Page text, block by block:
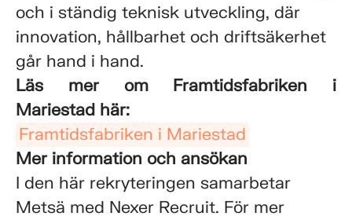
och i ständig teknisk utveckling, där
innovation, hållbarhet och driftsäkerhet
går hand i hand.
Läs mer om Framtidsfabriken i
Mariestad här:
Framtidsfabriken i Mariestad
Mer information och ansökan
I den här rekryteringen samarbetar
Metsä med Nexer Recruit. För mer